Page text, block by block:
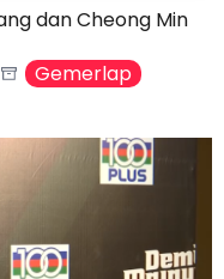
dan Cheong Min
Gemerlap